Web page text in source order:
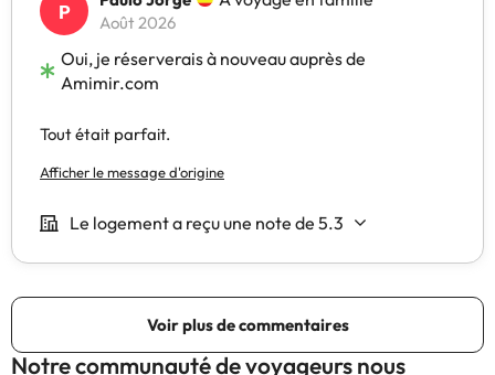
Notre communauté de voyageurs nous